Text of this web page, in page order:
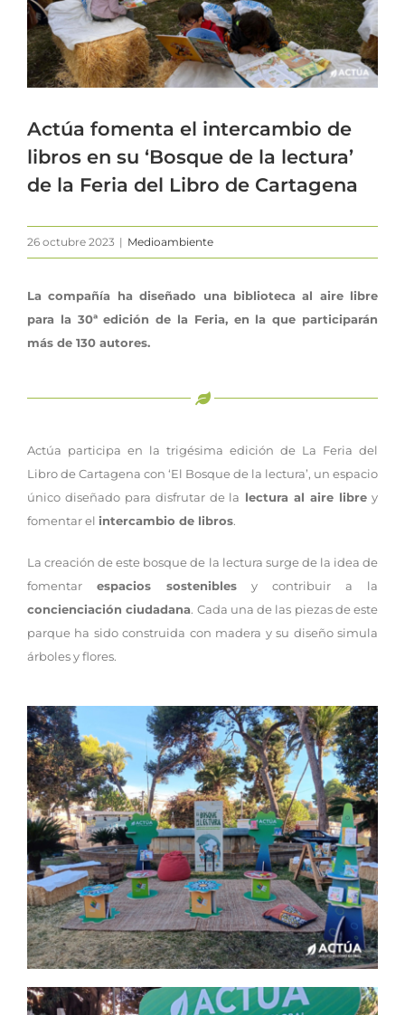
Actúa fomenta el intercambio de
libros en su ‘Bosque de la lectura’
de la Feria del Libro de Cartagena
26 octubre 2023 | Medioambiente
La compañía ha diseñado una biblioteca al aire libre
para la 30ª edición de la Feria, en la que participarán
más de 130 autores.
Actúa participa en la trigésima edición de La Feria del
Libro de Cartagena con ‘El Bosque de la lectura’, un espacio
único diseñado para disfrutar de la lectura al aire libre y
fomentar el intercambio de libros.
La creación de este bosque de la lectura surge de la idea de
fomentar espacios sostenibles y contribuir a la
concienciación ciudadana. Cada una de las piezas de este
parque ha sido construida con madera y su diseño simula
árboles y flores.